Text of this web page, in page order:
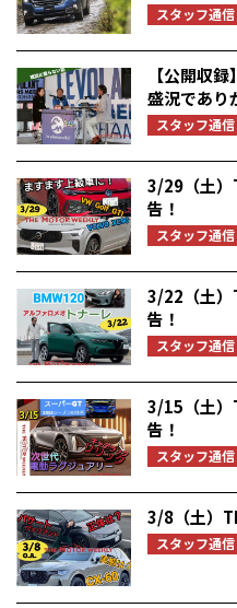
スタッフ通信
【公開収
盛況であり
スタッフ通信
3/29（土）
告！
スタッフ通信
3/22（土）
告！
スタッフ通信
3/15（土）
告！
スタッフ通信
3/8（土）
スタッフ通信